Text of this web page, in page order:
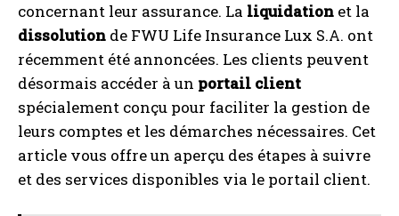
concernant leur assurance. La liquidation et la
dissolution de FWU Life Insurance Lux S.A. ont
récemment été annoncées. Les clients peuvent
désormais accéder à un portail client
spécialement conçu pour faciliter la gestion de
leurs comptes et les démarches nécessaires. Cet
article vous offre un aperçu des étapes à suivre
et des services disponibles via le portail client.